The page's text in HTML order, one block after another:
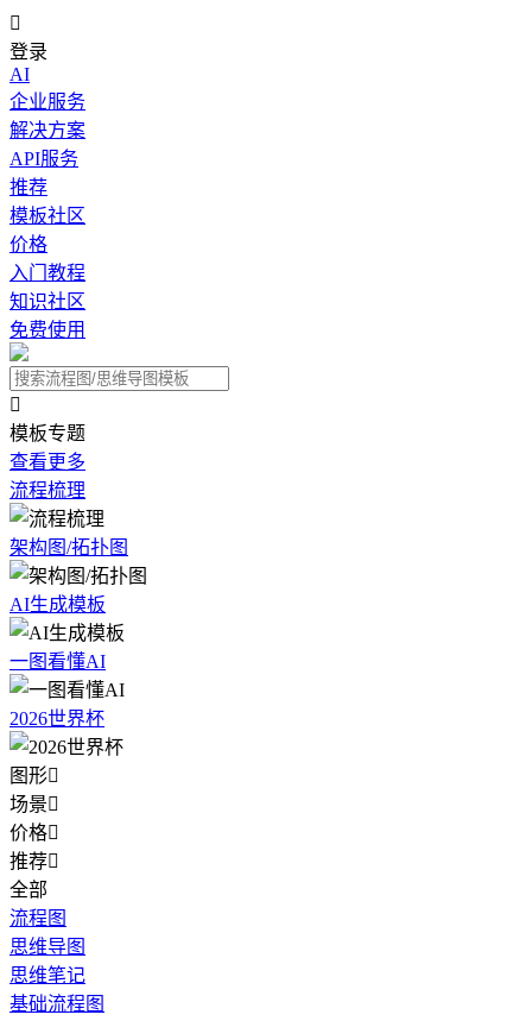

登录
AI
企业服务
解决方案
API服务
推荐
模板社区
价格
入门教程
知识社区
免费使用

模板专题
查看更多
流程梳理
架构图/拓扑图
AI生成模板
一图看懂AI
2026世界杯
图形
场景
价格
推荐
全部
流程图
思维导图
思维笔记
基础流程图